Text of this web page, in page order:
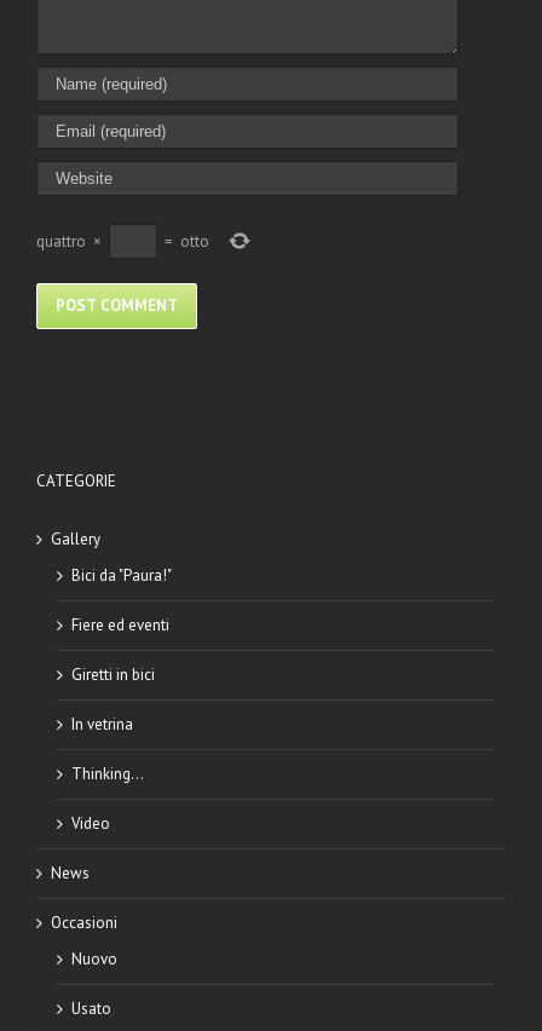
quattro × = otto
CATEGORIE
Gallery
Bici da "Paura!"
Fiere ed eventi
Giretti in bici
In vetrina
Thinking…
Video
News
Occasioni
Nuovo
Usato